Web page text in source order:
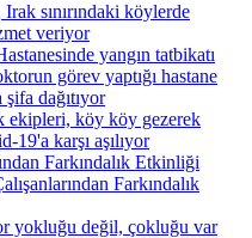
Irak sınırındaki köylerde
veriyor
yangın tatbikatı
görev yaptığı hastane
dağıtıyor
ekipleri, köy köy gezerek
19'a karşı aşılıyor
Farkındalık Etkinliği
Farkındalık
yokluğu değil, çokluğu var